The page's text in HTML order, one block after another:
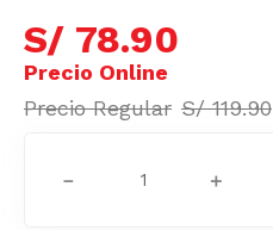
S/ 78.90
S/ 119.90
＋
－